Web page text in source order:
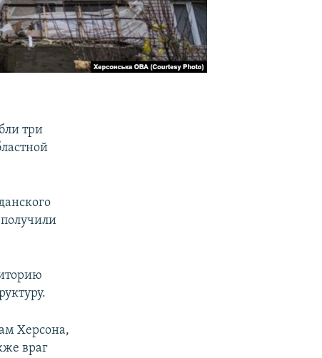
три
Херсона,
враг